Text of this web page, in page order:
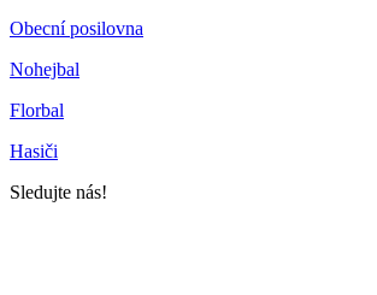
Obecní posilovna
Nohejbal
Florbal
Hasiči
Sledujte nás!